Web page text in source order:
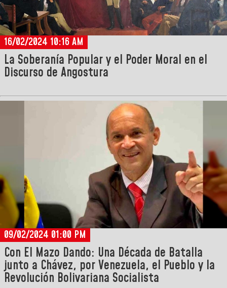
16/02/2024 10:16 AM
La Soberanía Popular y el Poder Moral en el
Discurso de Angostura
09/02/2024 01:00 PM
Con El Mazo Dando: Una Década de Batalla
junto a Chávez, por Venezuela, el Pueblo y la
Revolución Bolivariana Socialista